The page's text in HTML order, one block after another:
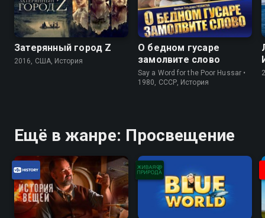
Затерянный город Z
2016, США, История
О бедном гусаре
замолвите слово
Say a Word for the Poor Hussar •
1980, СССР, История
Ещё в жанре: Просвещение